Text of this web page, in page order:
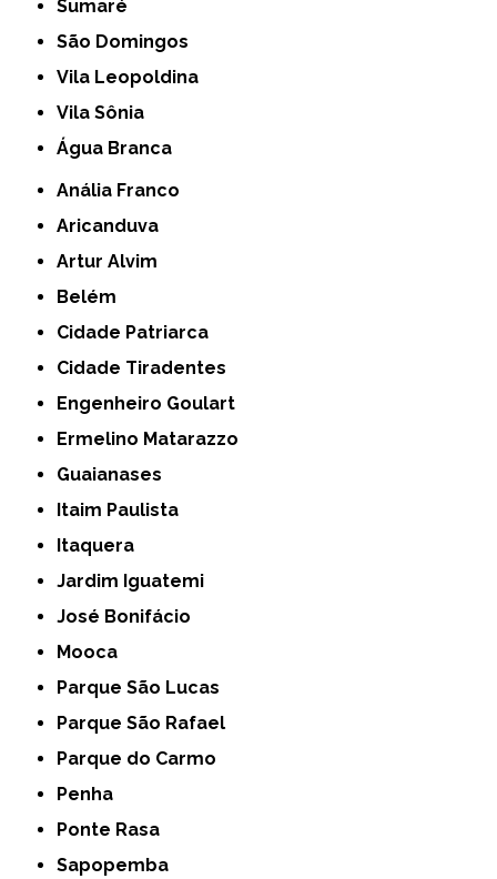
Sumaré
São Domingos
Vila Leopoldina
Vila Sônia
Água Branca
Anália Franco
Aricanduva
Artur Alvim
Belém
Cidade Patriarca
Cidade Tiradentes
Engenheiro Goulart
Ermelino Matarazzo
Guaianases
Itaim Paulista
Itaquera
Jardim Iguatemi
José Bonifácio
Mooca
Parque São Lucas
Parque São Rafael
Parque do Carmo
Penha
Ponte Rasa
Sapopemba